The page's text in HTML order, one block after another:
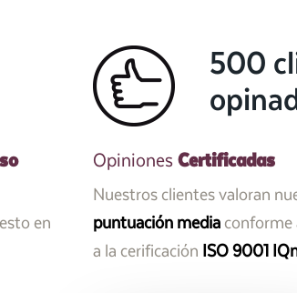
en
500
Opiniones Certificadas
Nuestros clientes valoran
puntuación mediaconforme
a la cerificación ISO 9001